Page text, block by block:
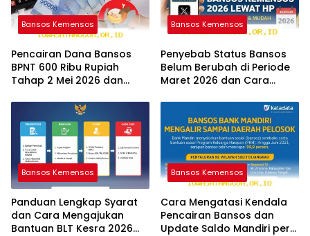
Bansos Kemensos
Pencairan Dana Bansos
BPNT 600 Ribu Rupiah
Tahap 2 Mei 2026 dan
Bansos Kemensos
Penyebab Status Bansos
Belum Berubah di Periode
Maret 2026 dan Cara
Bansos Kemensos
Panduan Lengkap Syarat
dan Cara Mengajukan
Bantuan BLT Kesra 2026
Bansos Kemensos
Cara Mengatasi Kendala
Pencairan Bansos dan
Update Saldo Mandiri per